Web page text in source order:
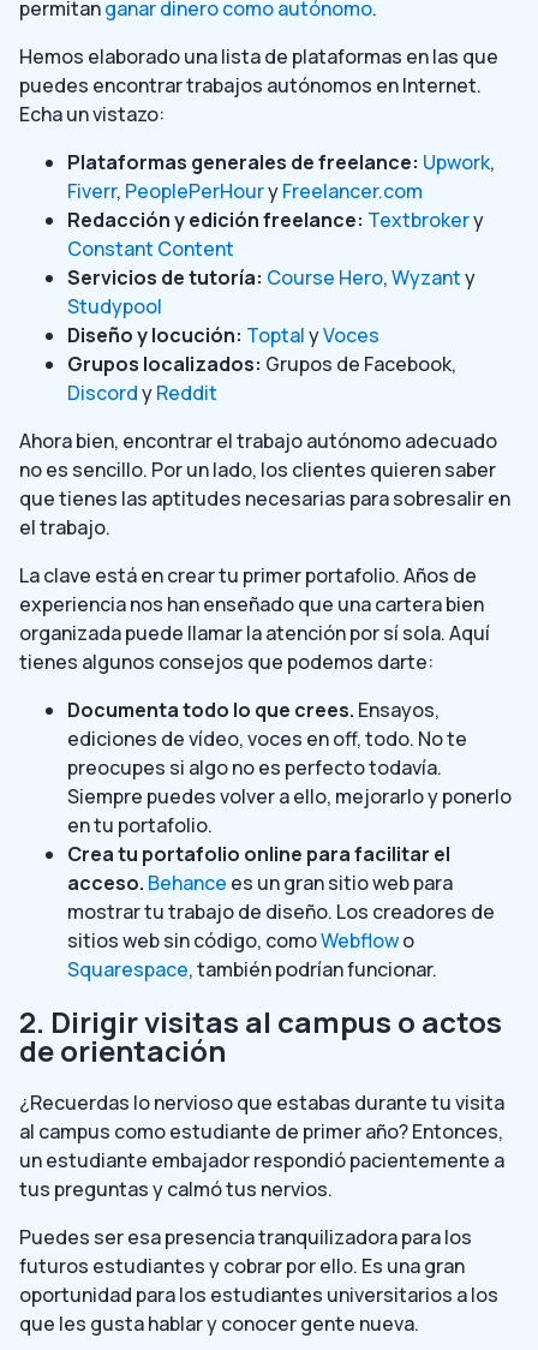
permitanganar dinero como autónomo.
Hemos elaborado una lista de plataformas en las que
puedes encontrar trabajos autónomos en Internet.
Echa un vistazo:
Plataformas generales de freelance: Upwork,
Fiverr, PeoplePerHouryFreelancer.com
Redacción y edición freelance: Textbrokery
Constant Content
Servicios de tutoría: Course Hero,Wyzanty
Studypool
Diseño y locución: ToptalyVoces
Grupos localizados: Grupos de Facebook,
DiscordyReddit
Ahora bien, encontrar el trabajo autónomo adecuado
no es sencillo. Por un lado, los clientes quieren saber
que tienes las aptitudes necesarias para sobresalir en
el trabajo.
La clave está en crear tu primer portafolio. Años de
experiencia nos han enseñado que una cartera bien
organizada puede llamar la atención por sí sola. Aquí
tienes algunos consejos que podemos darte:
Documenta todo lo que crees. Ensayos,
ediciones de vídeo, voces en off, todo. No te
preocupes si algo no es perfecto todavía.
Siempre puedes volver a ello, mejorarlo y ponerlo
en tu portafolio.
Crea tu portafolio online para facilitar el
acceso. Behance es un gran sitio web para
mostrar tu trabajo de diseño. Los creadores de
sitios web sin código, comoWebflowo
Squarespace, también podrían funcionar.
2. Dirigir visitas al campus o actos
de orientación
¿Recuerdas lo nervioso que estabas durante tu visita
al campus como estudiante de primer año? Entonces,
un estudiante embajador respondió pacientemente a
tus preguntas y calmó tus nervios.
Puedes ser esa presencia tranquilizadora para los
futuros estudiantes y cobrar por ello. Es una gran
oportunidad para los estudiantes universitarios a los
que les gusta hablar y conocer gente nueva.